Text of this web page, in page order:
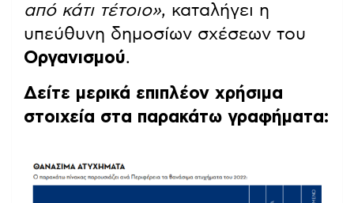
από κάτι τέτοιο», καταλήγει η
υπεύθυνη δημοσίων σχέσεων του
Οργανισμού.
Δείτε μερικά επιπλέον χρήσιμα
στοιχεία στα παρακάτω γραφήματα: